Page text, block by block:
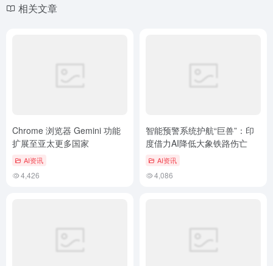
相关文章
Chrome 浏览器 Gemini 功能
扩展至亚太更多国家
AI资讯
4,426
智能预警系统护航“巨兽”：印
度借力AI降低大象铁路伤亡
AI资讯
4,086